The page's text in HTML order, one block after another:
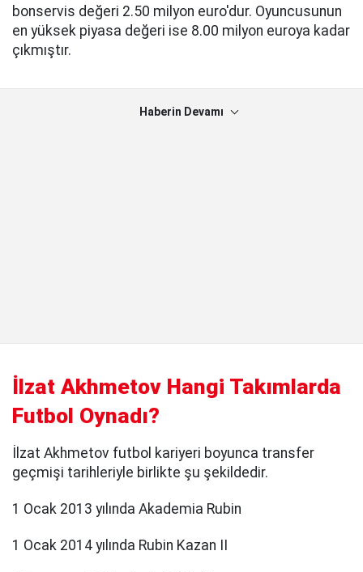
bonservis değeri 2.50 milyon euro'dur. Oyuncusunun
en yüksek piyasa değeri ise 8.00 milyon euroya kadar
çıkmıştır.
Haberin Devamı
İlzat Akhmetov Hangi Takımlarda
Futbol Oynadı?
İlzat Akhmetov futbol kariyeri boyunca transfer
geçmişi tarihleriyle birlikte şu şekildedir.
1 Ocak 2013 yılında Akademia Rubin
1 Ocak 2014 yılında Rubin Kazan II